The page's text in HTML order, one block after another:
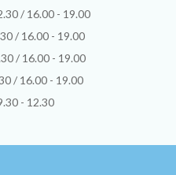
/ 16.00 - 19.00
/ 16.00 - 19.00
/ 16.00 - 19.00
/ 16.00 - 19.00
- 12.30